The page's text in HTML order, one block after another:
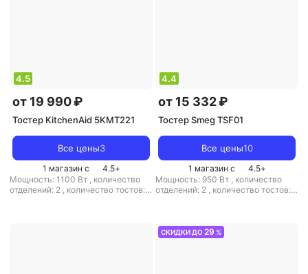
4.5
от 19 990 ₽
Тостер KitchenAid 5KMT221
Все цены3
1 магазин с 4.5+
Мощность: 1100 Вт , количество
отделений: 2 , количество тостов: 2
4.4
от 15 332 ₽
Тостер Smeg TSF01
Все цены10
1 магазин с 4.5+
Мощность: 950 Вт , количество
отделений: 2 , количество тостов: 2
СКИДКИ ДО29 %